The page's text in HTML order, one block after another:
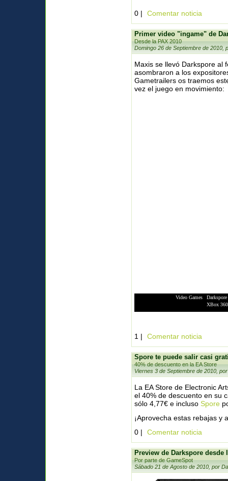
0 | Comentar noticia
Primer video "ingame" de
Desde la PAX 2010
Domingo 26 de Septiembre de 2010,
Maxis se llevó Darkspore al
asombraron a los
Gametrailers os traemos
vez el juego en movimiento:
Video Games| Darkspore
XBox 360
1 | Comentar noticia
Spore te puede salir casi
40% de descuento en la EA Store
Viernes 3 de Septiembre de 2010,
La EA Store de Electronic
el 40% de descuento en su
sólo 4,77€ e incluso Spore
¡Aprovecha estas rebajas y
0 |
Comentar noticia
Preview de Darkspore desde
Por parte de GameSpot
Sábado 21 de Agosto de 2010, por